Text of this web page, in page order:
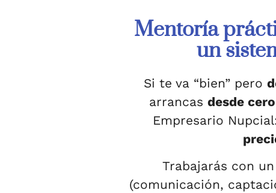
Mentoría
un
Si te va “bien” pero
arrancas desde cero
Empresario
Trabajarás con un
(comunicación,